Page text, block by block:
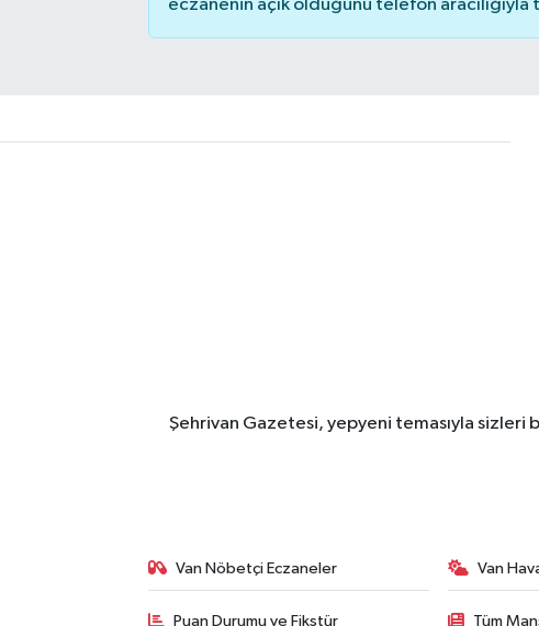
eczanenin açık olduğunu telefon
Şehrivan Gazetesi, yepyeni temasıyla sizleri
Van Nöbetçi Eczaneler Van
Puan Durumu ve Fikstür Tüm